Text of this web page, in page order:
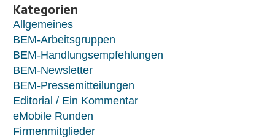
Kategorien
Allgemeines
BEM-Arbeitsgruppen
BEM-Handlungsempfehlungen
BEM-Newsletter
BEM-Pressemitteilungen
Editorial / Ein Kommentar
eMobile Runden
Firmenmitglieder